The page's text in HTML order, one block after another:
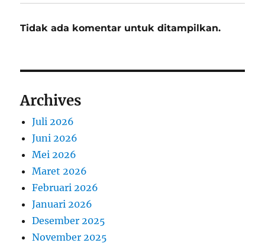
Tidak ada komentar untuk ditampilkan.
Archives
Juli 2026
Juni 2026
Mei 2026
Maret 2026
Februari 2026
Januari 2026
Desember 2025
November 2025